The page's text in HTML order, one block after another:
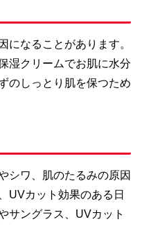
になることがあります。
湿クリームでお肌に水分
のしっとり肌を保つため
シワ、肌のたるみの原因
UVカット効果のある日
サングラス、UVカット